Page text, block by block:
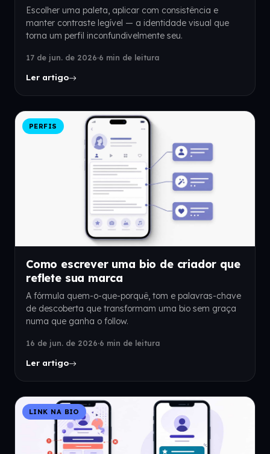
Escolher uma paleta, aplicar com consistência e
manter contraste legível — a identidade visual que
torna um perfil inconfundivelmente seu.
17 de jun. de 2026·6 min de leitura
Ler artigo
PERFIS
Como escrever uma bio de criador que
reflete sua marca
A fórmula quem-o-que-porquê, tom e palavras-chave
de descoberta que transformam uma bio sem graça
numa que ganha o follow.
16 de jun. de 2026·6 min de leitura
Ler artigo
LINK NA BIO